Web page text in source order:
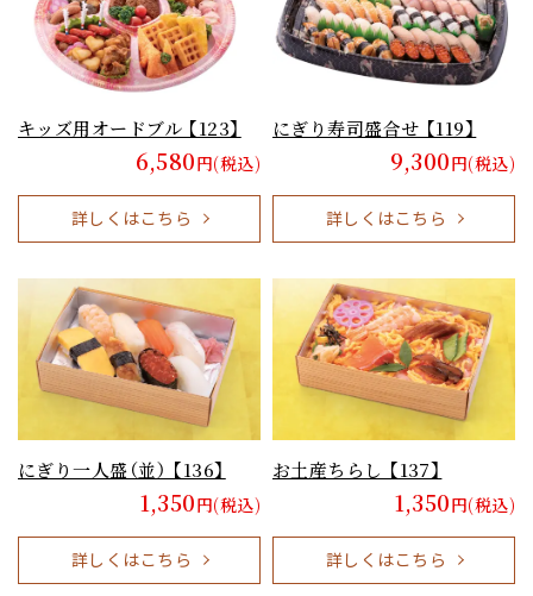
キッズ用オードブル 【123】
6,580円(税込)
詳しくはこちら
にぎり寿司盛合せ 【119】
9,300円(税込)
詳しくはこちら
にぎり一人盛（並） 【136】
1,350円(税込)
詳しくはこちら
お土産ちらし 【137】
1,350円(税込)
詳しくはこちら